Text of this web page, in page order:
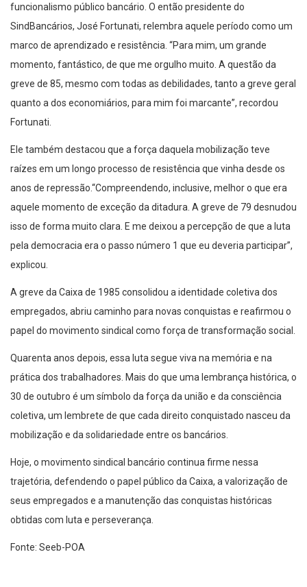
funcionalismo público bancário. O então presidente do
SindBancários, José Fortunati, relembra aquele período como um
marco de aprendizado e resistência. “Para mim, um grande
momento, fantástico, de que me orgulho muito. A questão da
greve de 85, mesmo com todas as debilidades, tanto a greve geral
quanto a dos economiários, para mim foi marcante”, recordou
Fortunati.
Ele também destacou que a força daquela mobilização teve
raízes em um longo processo de resistência que vinha desde os
anos de repressão.“Compreendendo, inclusive, melhor o que era
aquele momento de exceção da ditadura. A greve de 79 desnudou
isso de forma muito clara. E me deixou a percepção de que a luta
pela democracia era o passo número 1 que eu deveria participar”,
explicou.
A greve da Caixa de 1985 consolidou a identidade coletiva dos
empregados, abriu caminho para novas conquistas e reafirmou o
papel do movimento sindical como força de transformação social.
Quarenta anos depois, essa luta segue viva na memória e na
prática dos trabalhadores. Mais do que uma lembrança histórica, o
30 de outubro é um símbolo da força da união e da consciência
coletiva, um lembrete de que cada direito conquistado nasceu da
mobilização e da solidariedade entre os bancários.
Hoje, o movimento sindical bancário continua firme nessa
trajetória, defendendo o papel público da Caixa, a valorização de
seus empregados e a manutenção das conquistas históricas
obtidas com luta e perseverança.
Fonte: Seeb-POA